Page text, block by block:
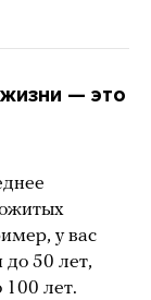
— это
у вас
до 50 лет,
100 лет.